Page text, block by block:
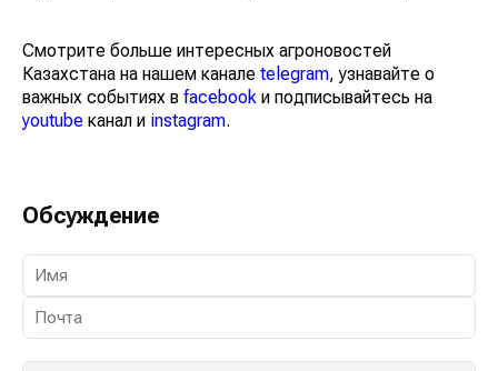
Смотрите больше интересных агроновостей
Казахстана на нашем канале telegram, узнавайте о
важных событиях в facebook и подписывайтесь на
youtube канал и instagram.
Обсуждение